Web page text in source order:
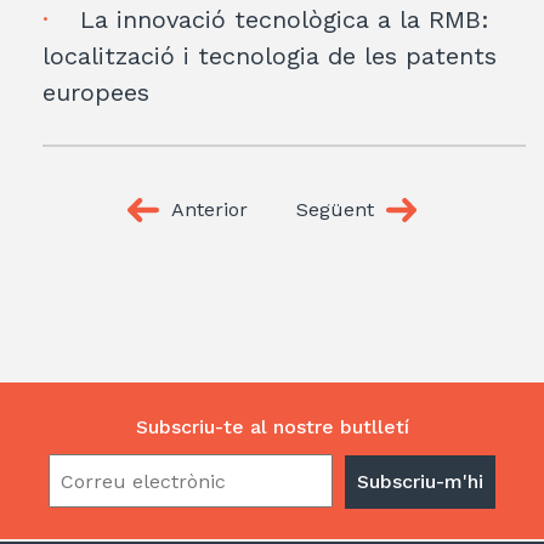
La innovació tecnològica a la RMB:
localització i tecnologia de les patents
europees
Anterior Següent
Subscriu-te al nostre butlletí